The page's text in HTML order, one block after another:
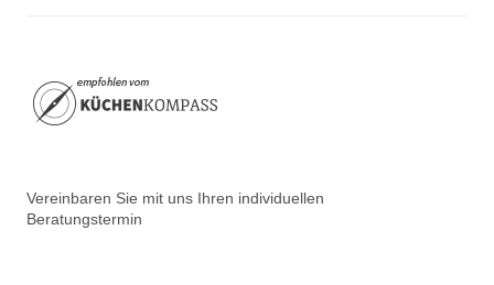
Vereinbaren Sie mit uns Ihren individuellen
Beratungstermin